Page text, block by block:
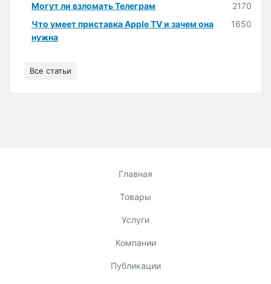
Могут ли взломать Телеграм
2170
Что умеет приставка Apple TV и зачем она
нужна
1650
Все статьи
Главная
Товары
Услуги
Компании
Публикации